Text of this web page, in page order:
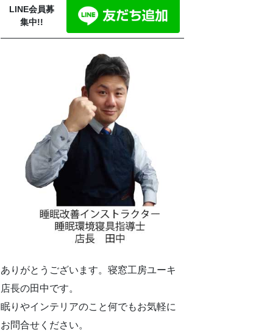
LINE会員募
集中!!
ありがとうございます。寝窓工房ユーキ
店長の田中です。
眠りやインテリアのこと何でもお気軽に
お問合せください。